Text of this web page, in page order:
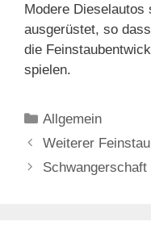
Modere
ausgerüstet, so
die
spielen.
Kategorien
Allgemein
Weiterer